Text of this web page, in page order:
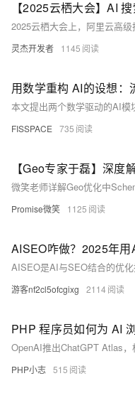
灵杰开发者 1145
FISSPACE 735
Promise微笑 1125
AISEO咋做？2025年
游客nf2cl5ofcgixg 2114
PHP小志 515